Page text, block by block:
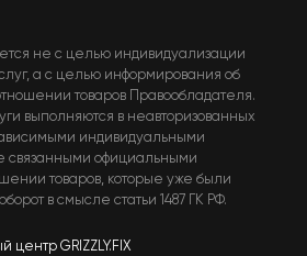
не с целью индивидуализации
а с целью информирования об
товаров Правообладателя.
выполняются в неавторизованных
индивидуальными
официальными
товаров, которые уже были
в смысле статьи 1487 ГК РФ.
GRIZZLY.FIX